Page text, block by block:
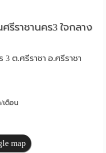
รีราชานคร3 ใจกลาง
3 ต.ศรีราชา อ.ศรีราชา
เดือน
map